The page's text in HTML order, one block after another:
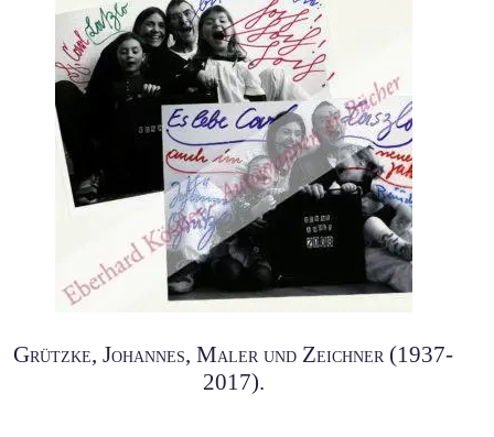
Grützke, Johannes, Maler und Zeichner (1937-
2017).